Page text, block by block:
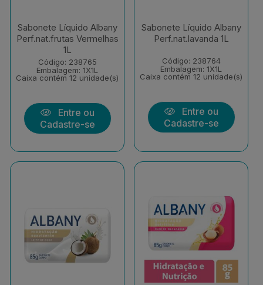
Sabonete Líquido Albany
Perf.nat.frutas Vermelhas
1L
Código: 238765
Embalagem: 1X1L
Caixa contém 12 unidade(s)
Entre ou
Cadastre-se
Sabonete Líquido Albany
Perf.nat.lavanda 1L
Código: 238764
Embalagem: 1X1L
Caixa contém 12 unidade(s)
Entre ou
Cadastre-se